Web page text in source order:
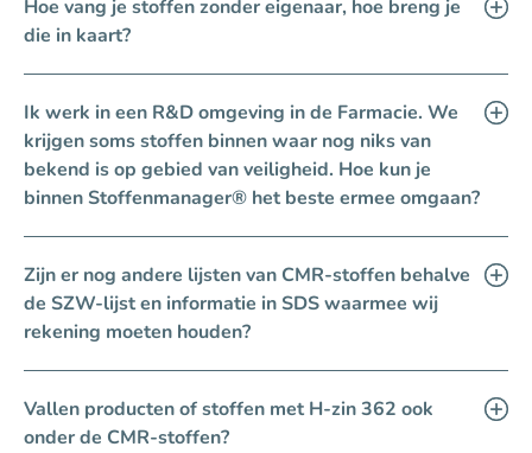
Hoe vang je stoffen zonder eigenaar, hoe breng je
die in kaart?
Ik werk in een R&D omgeving in de Farmacie. We
krijgen soms stoffen binnen waar nog niks van
bekend is op gebied van veiligheid. Hoe kun je
binnen Stoffenmanager® het beste ermee omgaan?
Zijn er nog andere lijsten van CMR-stoffen behalve
de SZW-lijst en informatie in SDS waarmee wij
rekening moeten houden?
Vallen producten of stoffen met H-zin 362 ook
onder de CMR-stoffen?